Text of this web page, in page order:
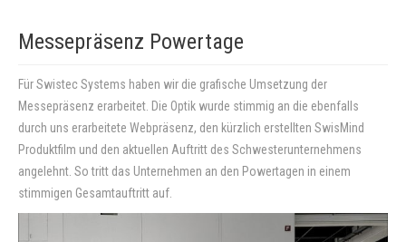
Film
Portfolio
News
Messepräsenz Powertage
Für Swistec Systems haben wir die grafische Umsetzung der
Messepräsenz erarbeitet. Die Optik wurde stimmig an die ebenfalls
durch uns erarbeitete Webpräsenz, den kürzlich erstellten SwisMind
Produktfilm und den aktuellen Auftritt des Schwesterunternehmens
angelehnt. So tritt das Unternehmen an den Powertagen in einem
stimmigen Gesamtauftritt auf.